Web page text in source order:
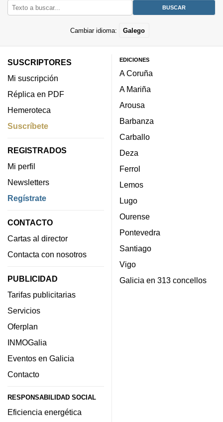
Cambiar idioma: Galego
SUSCRIPTORES
Mi suscripción
Réplica en PDF
Hemeroteca
Suscríbete
REGISTRADOS
Mi perfil
Newsletters
Regístrate
CONTACTO
Cartas al director
Contacta con nosotros
PUBLICIDAD
Tarifas publicitarias
Servicios
Oferplan
INMOGalia
Eventos en Galicia
Contacto
RESPONSABILIDAD SOCIAL
Eficiencia energética
EDICIONES
A Coruña
A Mariña
Arousa
Barbanza
Carballo
Deza
Ferrol
Lemos
Lugo
Ourense
Pontevedra
Santiago
Vigo
Galicia en 313 concellos